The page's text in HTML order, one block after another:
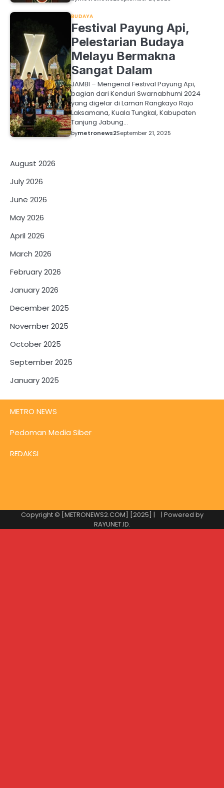
BUDAYA
Festival Payung Api,
Pelestarian Budaya
Melayu Bermakna
Sangat Dalam
JAMBI – Mengenal Festival Payung Api,
bagian dari Kenduri Swarnabhumi 2024
yang digelar di Laman Rangkayo Rajo
Laksamana, Kuala Tungkal, Kabupaten
Tanjung Jabung…
bymetronews2September 21, 2025
August 2026
July 2026
June 2026
May 2026
April 2026
March 2026
February 2026
January 2026
December 2025
November 2025
October 2025
September 2025
January 2025
METRO NEWS
Pedoman Media Siber
REDAKSI
Copyright © [METRONEWS2.COM] [2025] |
| Powered by
RAYUNET.ID.